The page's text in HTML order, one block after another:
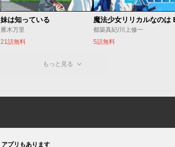
妹は知っている
雁木万里
21話無料
都築真紀/川上修一
5話無料
もっと見る
アプリもあります